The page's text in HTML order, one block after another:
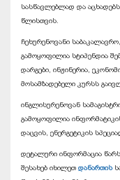
სასწავლებლად და
წლისთვის.
ჩეხურენოვანი
გამოყოფილია სტიპენდია
დარგები, ინჟინერია,
მოსამზადებელი კურსს
ინგლისურენოვან
გამოყოფილია
დაცვის, ენერგეტიკის
დეტალური ინფორმაცია
შესახებ იხილეთ დანართის